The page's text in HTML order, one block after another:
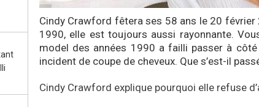
Cindy Crawford fêtera ses 58 ans le 20
1990, elle est toujours aussi rayonnante.
model des années 1990 a failli passer à
incident de coupe de cheveux. Que s’est-il
Cindy Crawford explique pourquoi elle refuse